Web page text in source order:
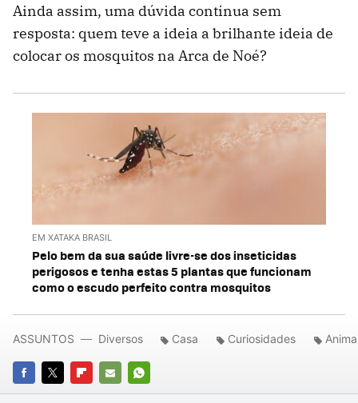
Ainda assim, uma dúvida continua sem
resposta: quem teve a ideia a brilhante ideia de
colocar os mosquitos na Arca de Noé?
EM XATAKA BRASIL
Pelo bem da sua saúde livre-se dos inseticidas
perigosos e tenha estas 5 plantas que funcionam
como o escudo perfeito contra mosquitos
FACEBOOK
TWITTERFLIPBOARD
E-
WHATSAPP
ASSUNTOS Diversos Casa Curiosidades